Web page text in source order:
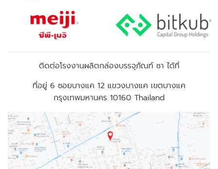
ติดต่อโรงงานผลิตกล่องบรรจุภัณฑ์ ชา ได้ที่
ที่อยู่ 6 ซอยบางแค 12 แขวงบางแค เขตบางแค
กรุงเทพมหานคร 10160 Thailand